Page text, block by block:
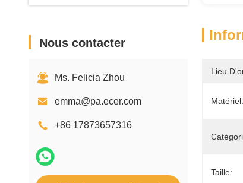
Nous contacter
Ms. Felicia Zhou
emma@pa.ecer.com
+86 17873657316
Lieu
Matériel:
Taille: